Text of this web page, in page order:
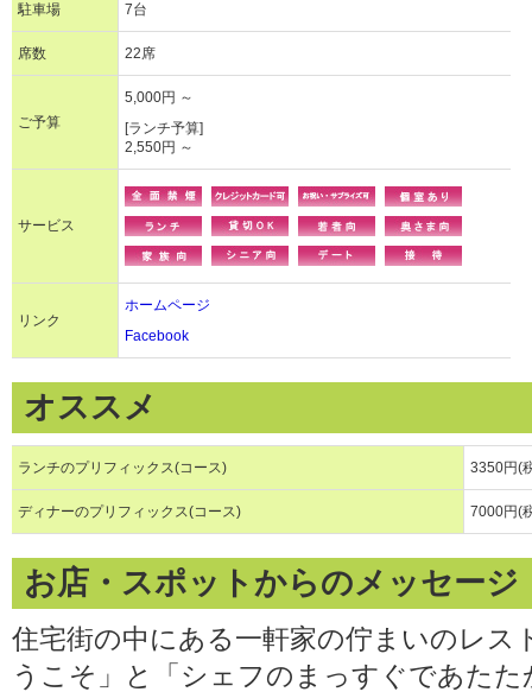
駐車場 7台
席数 22席
ご予算
5,000円 ～
[ランチ予算]
2,550円 ～
サービス
リンク
ホームページ
Facebook
オススメ
ランチのプリフィックス(コース) 3350円(
ディナーのプリフィックス(コース) 7000円(
お店・スポットからのメッセージ
住宅街の中にある一軒家の佇まいのレ
うこそ」と「シェフのまっすぐであた